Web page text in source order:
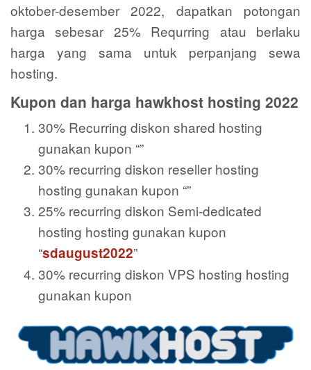
oktober-desember 2022, dapatkan potongan
harga sebesar 25% Requrring atau berlaku
harga yang sama untuk perpanjang sewa
hosting.
Kupon dan harga hawkhost hosting 2022
30% Recurring diskon shared hosting
gunakan kupon “”
30% recurring diskon reseller hosting
hosting gunakan kupon “”
25% recurring diskon Semi-dedicated
hosting hosting gunakan kupon
“sdaugust2022”
30% recurring diskon VPS hosting hosting
gunakan kupon